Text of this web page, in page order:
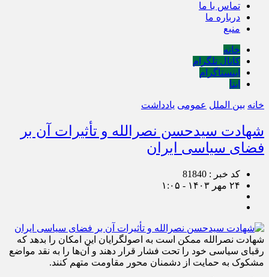
تماس با ما
درباره ما
منبع
خانه
کانال تلگرام
اینستاگرام
ایتا
خانه بین الملل عمومی یادداشت
شهادت سیدحسن نصرالله و تأثیرات آن بر
فضای سیاسی ایران
کد خبر : 81840
۲۴ مهر ۱۴۰۳ - ۱:۰۵
شهادت نصرالله ممکن است به اصولگرایان این امکان را بدهد که
رقبای سیاسی خود را تحت فشار قرار دهند و آن‌ها را به نقد مواضع
مشکوک به حمایت از دشمنان محور مقاومت متهم کنند.